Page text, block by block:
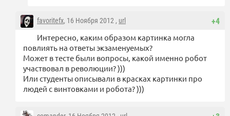
+4
favoritefx, 16 Ноября 2012 , url
Интересно, каким образом картинка могла
повлиять на ответы экзаменуемых?
Может в тесте были вопросы, какой именно робот
участвовал в революции? )))
Или студенты описывали в красках картинки про
людей с винтовками и робота? )))